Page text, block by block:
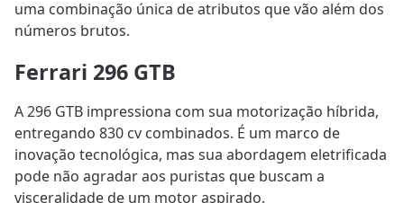
uma combinação única de atributos que vão além dos
números brutos.
Ferrari 296 GTB
A 296 GTB impressiona com sua motorização híbrida,
entregando 830 cv combinados. É um marco de
inovação tecnológica, mas sua abordagem eletrificada
pode não agradar aos puristas que buscam a
visceralidade de um motor aspirado.